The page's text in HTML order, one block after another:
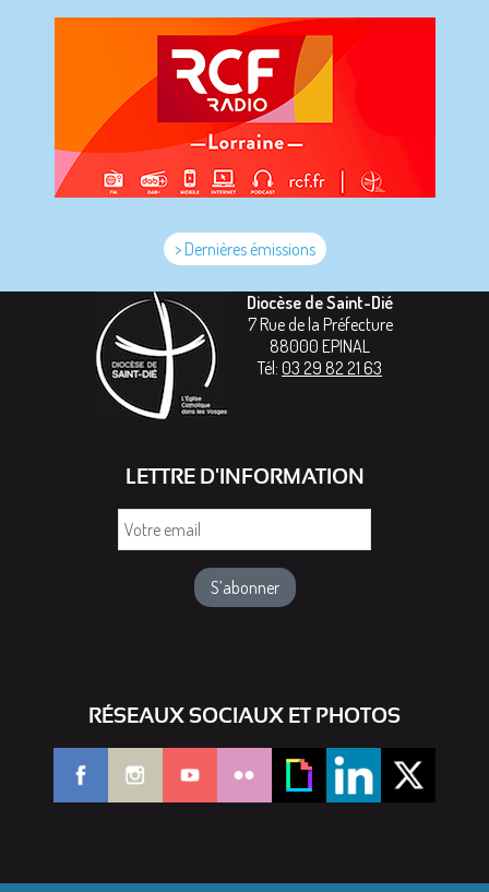
> Dernières émissions
Diocèse de Saint-Dié
7 Rue de la Préfecture
88000 EPINAL
Tél: 03 29 82 21 63
LETTRE D'INFORMATION
RÉSEAUX SOCIAUX ET PHOTOS